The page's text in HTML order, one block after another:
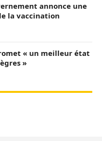
annonce une
la vaccination
« un meilleur état
»